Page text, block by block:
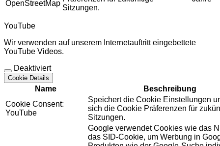
OpenStreetMap
Sitzungen.
YouTube
Wir verwenden auf unserem Internetauftritt eingebettete
YouTube Videos.
Deaktiviert
Cookie Details
Name
Beschreibung
Cookie Consent:
YouTube
Speichert die Cookie Einstellungen
sich die Cookie Präferenzen für
Sitzungen.
Google verwendet Cookies wie das
das SID-Cookie, um Werbung in